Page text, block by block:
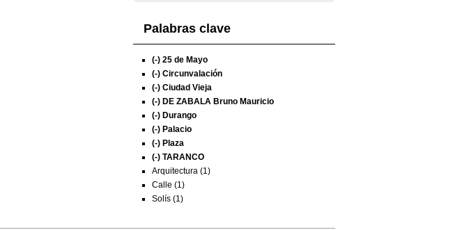
Palabras clave
(-) 25 de Mayo
(-) Circunvalación
(-) Ciudad Vieja
(-) DE ZABALA Bruno Mauricio
(-) Durango
(-) Palacio
(-) Plaza
(-) TARANCO
Arquitectura (1)
Calle (1)
Solís (1)